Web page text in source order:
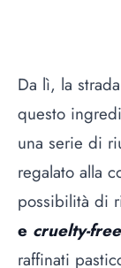
Da lì, la
questo
una serie di
regalato alla
possibilità di
e cruelty-free
raffinati